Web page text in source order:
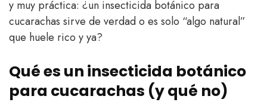
y muy práctica: ¿un insecticida botánico para
cucarachas sirve de verdad o es solo “algo natural”
que huele rico y ya?
Qué es un insecticida botánico
para cucarachas (y qué no)